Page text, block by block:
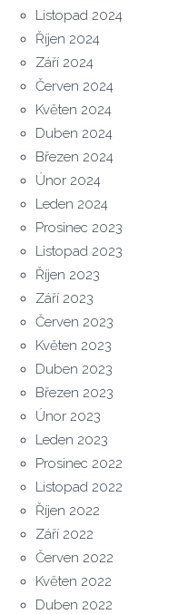
Listopad 2024
Říjen 2024
Září 2024
Červen 2024
Květen 2024
Duben 2024
Březen 2024
Únor 2024
Leden 2024
Prosinec 2023
Listopad 2023
Říjen 2023
Září 2023
Červen 2023
Květen 2023
Duben 2023
Březen 2023
Únor 2023
Leden 2023
Prosinec 2022
Listopad 2022
Říjen 2022
Září 2022
Červen 2022
Květen 2022
Duben 2022